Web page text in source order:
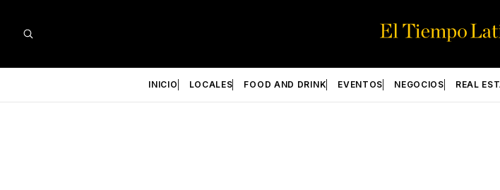
INICIO LOCALES FOOD AND DRINK EVENTOS NEGOCIOS REAL